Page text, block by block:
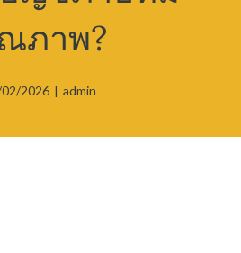
ภาพ?
2026 | admin